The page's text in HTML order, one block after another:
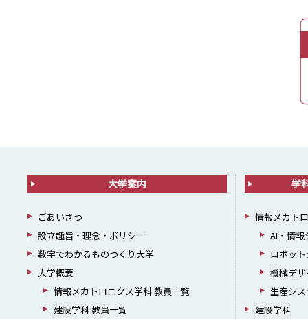
大学案内
ごあいさつ
設立趣旨・理念・ポリシー
数字でわかるものつくり大学
大学概要
情報メカトロニクス学科 教員一覧
建設学科 教員一覧
学
情報メカト
AI・情
ロボッ
機械デ
生産シ
建設学科